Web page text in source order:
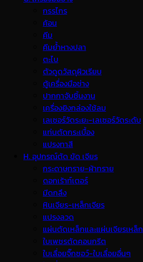
กรรไกร
ค้อน
คีม
คีมย้ำหางปลา
ตะไบ
ตัวดูดวัสดุผิวเรียบ
ตู้เครื่องมือช่าง
ปากกาจับชิ้นงาน
เครื่องยิงกล่องใช้ลม
เลเซอร์วัดระยะ-เลเซอร์วัดระดับ
แท่นตัดกระเบื้อง
แปรงทาสี
H. อุปกรณ์ตัด ขัด เจียร
กระดาษทราย-ผ้าทราย
ดอกเร้าท์เตอร์
มีดกลึง
หินเจียร-เหล็กเจียร
แปรงลวด
แผ่นตัดเหล็กและแผ่นเจียรเหล็ก
ใบเพชรตัดคอนกรีต
ใบเลื่อยจิ๊กซอว์-ใบเลื่อยอื่นๆ